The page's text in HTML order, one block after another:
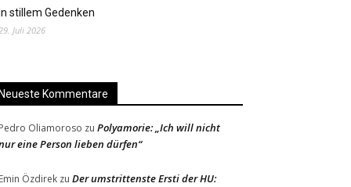
In stillem Gedenken
Juli 2026
Neueste Kommentare
Pedro Oliamoroso zu Polyamorie: „Ich will nicht
eine Person lieben dürfen“
Emin Özdirek zu Der umstrittenste Ersti der HU: